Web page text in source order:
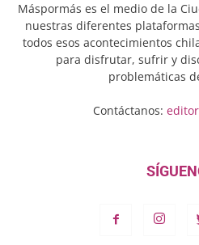
Máspormás es el medio de la
nuestras diferentes
todos esos acontecimientos
para disfrutar, sufrir y
problemáticas
Contáctanos: